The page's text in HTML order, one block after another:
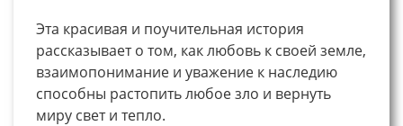
Эта красивая и поучительная история
рассказывает о том, как любовь к своей земле,
взаимопонимание и уважение к наследию
способны растопить любое зло и вернуть
миру свет и тепло.